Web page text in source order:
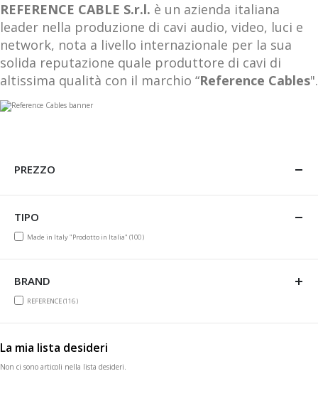
REFERENCE CABLE S.r.l. è un azienda italiana
leader nella produzione di cavi audio, video, luci e
network, nota a livello internazionale per la sua
solida reputazione quale produttore di cavi di
altissima qualità con il marchio “Reference Cables".
PREZZO
TIPO
Made in Italy "Prodotto in Italia"100items
BRAND
REFERENCE116items
La mia lista desideri
Non ci sono articoli nella lista desideri.